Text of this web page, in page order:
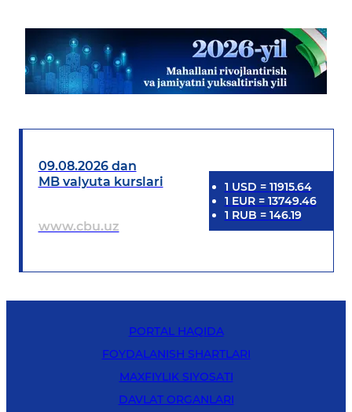
09.08.2026 dan
MB valyuta kurslari
www.cbu.uz
1 USD = 11915.64
1 EUR= 13749.46
1 RUB = 146.19
PORTAL HAQIDA
FOYDALANISH SHARTLARI
MAXFIYLIK SIYOSATI
DAVLAT ORGANLARI